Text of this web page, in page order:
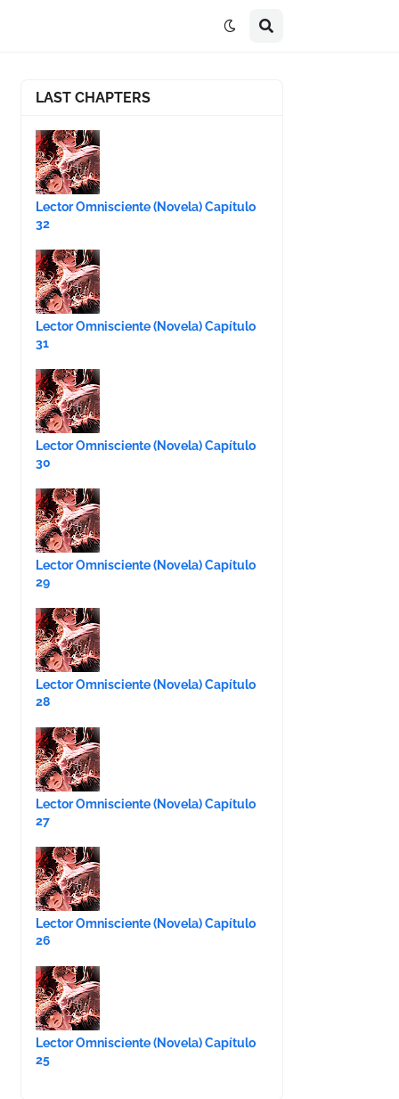
LAST CHAPTERS
Lector Omnisciente (Novela) Capítulo
32
Lector Omnisciente (Novela) Capítulo
31
Lector Omnisciente (Novela) Capítulo
30
Lector Omnisciente (Novela) Capítulo
29
Lector Omnisciente (Novela) Capítulo
28
Lector Omnisciente (Novela) Capítulo
27
Lector Omnisciente (Novela) Capítulo
26
Lector Omnisciente (Novela) Capítulo
25